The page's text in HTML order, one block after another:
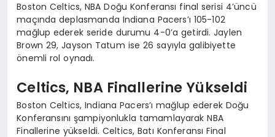
Boston Celtics, NBA Doğu Konferansı final serisi 4’üncü
maçında deplasmanda Indiana Pacers’ı 105-102
mağlup ederek seride durumu 4-0’a getirdi. Jaylen
Brown 29, Jayson Tatum ise 26 sayıyla galibiyette
önemli rol oynadı.
Celtics, NBA Finallerine Yükseldi
Boston Celtics, Indiana Pacers’ı mağlup ederek Doğu
Konferansını şampiyonlukla tamamlayarak NBA
Finallerine yükseldi. Celtics, Batı Konferansı Final